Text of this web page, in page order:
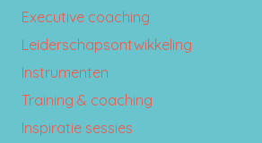
Executive coaching
Leiderschapsontwikkeling
Instrumenten
Training & coaching
Inspiratie sessies